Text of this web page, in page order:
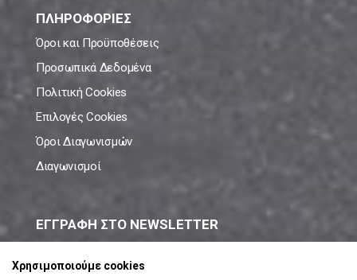
ΠΛΗΡΟΦΟΡΙΕΣ
Όροι και Προϋποθέσεις
Προσωπικά Δεδομένα
Πολιτική Cookies
Επιλογές Cookies
Όροι Διαγωνισμών
Διαγωνισμοί
ΕΓΓΡΑΦΗ ΣΤΟ NEWSLETTER
Χρησιμοποιούμε cookies